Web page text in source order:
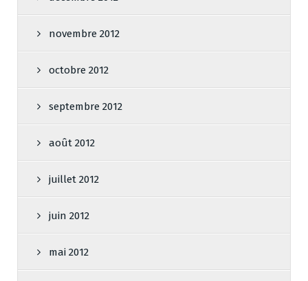
novembre 2012
octobre 2012
septembre 2012
août 2012
juillet 2012
juin 2012
mai 2012